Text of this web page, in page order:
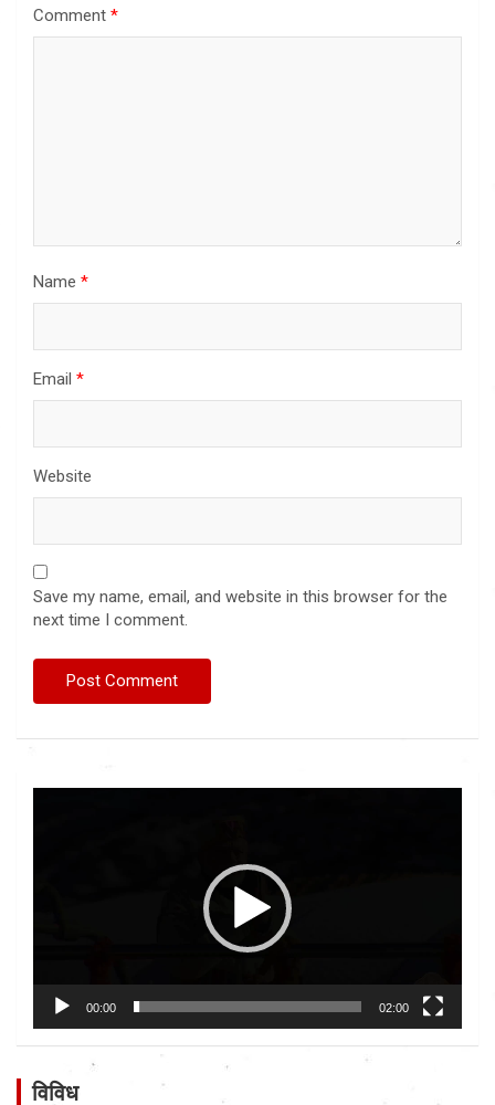
Comment *
Name *
Email *
Website
Save my name, email, and website in this browser for the
next time I comment.
00:00 02:00
विविध